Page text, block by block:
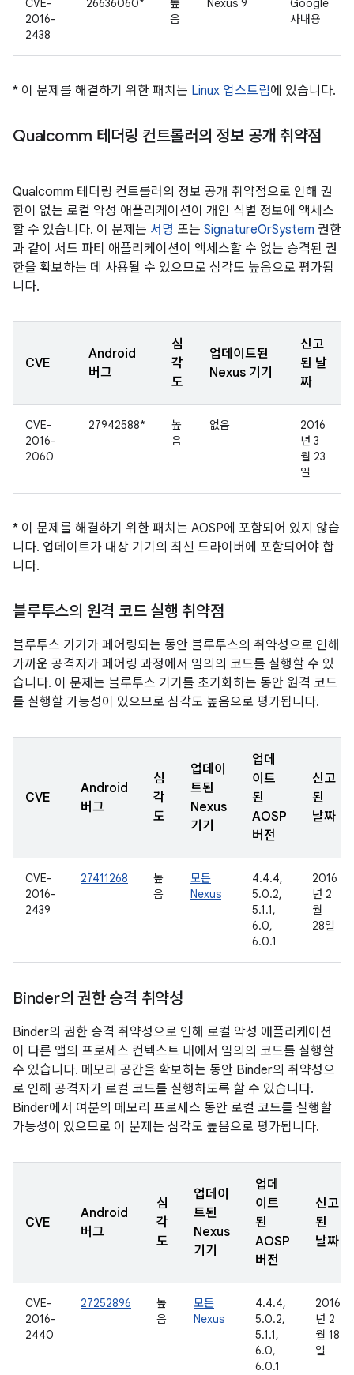
CVE-
2016-
2438
26636060*
높
음
Nexus 9
Google
사내용
* 이 문제를 해결하기 위한 패치는 Linux 업스트림에 있습니다.
Qualcomm 테더링 컨트롤러의 정보 공개 취약점
Qualcomm 테더링 컨트롤러의 정보 공개 취약점으로 인해 권
한이 없는 로컬 악성 애플리케이션이 개인 식별 정보에 액세스
할 수 있습니다. 이 문제는 서명 또는 SignatureOrSystem 권한
과 같이 서드 파티 애플리케이션이 액세스할 수 없는 승격된 권
한을 확보하는 데 사용될 수 있으므로 심각도 높음으로 평가됩
니다.
CVE
Android
버그
심
각
도
업데이트된
Nexus 기기
신고
된 날
짜
CVE-
2016-
2060
27942588*
높
음
없음
2016
년 3
월 23
일
* 이 문제를 해결하기 위한 패치는 AOSP에 포함되어 있지 않습
니다. 업데이트가 대상 기기의 최신 드라이버에 포함되어야 합
니다.
블루투스의 원격 코드 실행 취약점
블루투스 기기가 페어링되는 동안 블루투스의 취약성으로 인해
가까운 공격자가 페어링 과정에서 임의의 코드를 실행할 수 있
습니다. 이 문제는 블루투스 기기를 초기화하는 동안 원격 코드
를 실행할 가능성이 있으므로 심각도 높음으로 평가됩니다.
CVE
Android
버그
심
각
도
업데이
트된
Nexus
기기
업데
이트
된
AOSP
버전
신고
된
날짜
CVE-
2016-
2439
27411268
높
음
모든
Nexus
4.4.4,
5.0.2,
5.1.1,
6.0,
6.0.1
2016
년 2
월
28일
Binder의 권한 승격 취약성
Binder의 권한 승격 취약성으로 인해 로컬 악성 애플리케이션
이 다른 앱의 프로세스 컨텍스트 내에서 임의의 코드를 실행할
수 있습니다. 메모리 공간을 확보하는 동안 Binder의 취약성으
로 인해 공격자가 로컬 코드를 실행하도록 할 수 있습니다.
Binder에서 여분의 메모리 프로세스 동안 로컬 코드를 실행할
가능성이 있으므로 이 문제는 심각도 높음으로 평가됩니다.
CVE
Android
버그
심
각
도
업데이
트된
Nexus
기기
업데
이트
된
AOSP
버전
신고
된
날짜
CVE-
2016-
2440
27252896
높
음
모든
Nexus
4.4.4,
5.0.2,
5.1.1,
6.0,
6.0.1
2016
년 2
월 18
일